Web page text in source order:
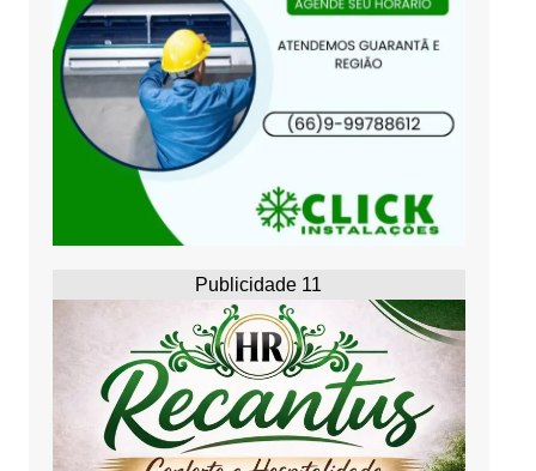
Publicidade 11